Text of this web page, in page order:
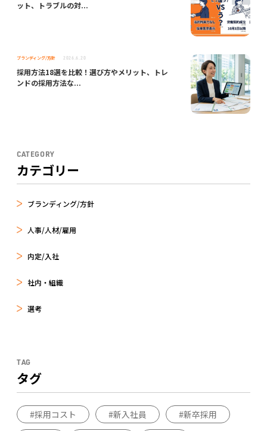
ット、トラブルの対...
ブランディング/方針 2026.6.20
採用方法18選を比較！選び方やメリット、トレ
ンドの採用方法な...
CATEGORY
カテゴリー
ブランディング/方針
人事/人材/雇用
内定/入社
社内・組織
選考
TAG
タグ
採用コスト 新入社員
新卒採用